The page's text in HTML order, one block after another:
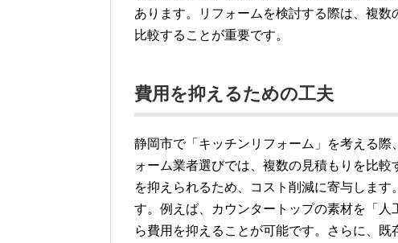
あります。リフォームを検討する際は、複
比較することが重要です。
費用を抑えるための工夫
静岡市で「キッチンリフォーム」を考える
ォーム業者選びでは、複数の見積もりを比
を抑えられるため、コスト削減に寄与しま
す。例えば、カウンタートップの素材を「
ら費用を抑えることが可能です。さらに、